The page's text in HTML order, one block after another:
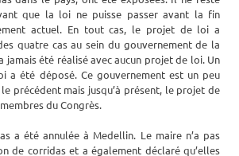
que la loi ne puisse passer avant la fin
actuel. En tout cas, le projet de loi a
quatre cas au sein du gouvernement de la
jamais été réalisé avec aucun projet de loi. Un
a été déposé. Ce gouvernement est un peu
précédent mais jusqu’à présent, le projet de
du Congrès.
a été annulée à Medellin. Le maire n’a pas
de corridas et a également déclaré qu’elles